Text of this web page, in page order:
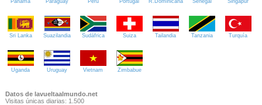
Sri Lanka Suazilandia Sudáfrica Suiza Tailandia Tanzania Turquía
Uganda Uruguay Vietnam Zimbabue
Datos de lavueltaalmundo.net
Visitas únicas diarias: 1.500